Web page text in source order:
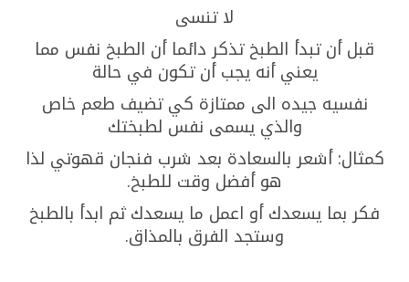
لا تنسى
قبل أن تبدأ الطبخ تذكر دائما أن الطبخ نفس مما
يعني أنه يجب أن تكون في حالة
نفسيه جيده الى ممتازة كي تضيف طعم خاص
والذي يسمى نفس لطبختك
كمثال: أشعر بالسعادة بعد شرب فنجان قهوتي لذا
هو أفضل وقت للطبخ.
فكر بما يسعدك أو اعمل ما يسعدك ثم ابدأ بالطبخ
وستجد الفرق بالمذاق.